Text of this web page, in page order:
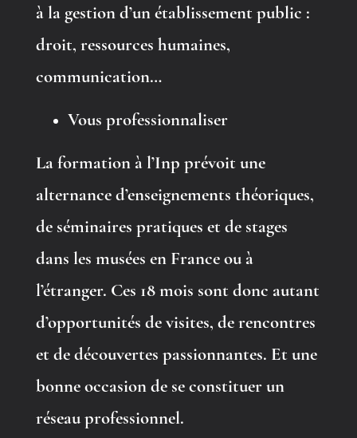
à la gestion d’un établissement public :
droit, ressources humaines,
communication…
Vous professionnaliser
La formation à l’Inp prévoit une
alternance d’enseignements théoriques,
de séminaires pratiques et de stages
dans les musées en France ou à
l’étranger. Ces 18 mois sont donc autant
d’opportunités de visites, de rencontres
et de découvertes passionnantes. Et une
bonne occasion de se constituer un
réseau professionnel.